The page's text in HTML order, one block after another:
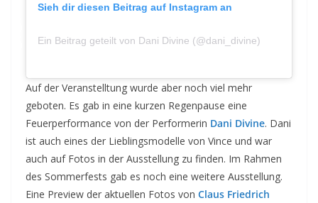
Sieh dir diesen Beitrag auf Instagram an
Ein Beitrag geteilt von Dani Divine (@dani_divine)
Auf der Veranstelltung wurde aber noch viel mehr
geboten. Es gab in eine kurzen Regenpause eine
Feuerperformance von der Performerin Dani Divine. Dani
ist auch eines der Lieblingsmodelle von Vince und war
auch auf Fotos in der Ausstellung zu finden. Im Rahmen
des Sommerfests gab es noch eine weitere Ausstellung.
Eine Preview der aktuellen Fotos von Claus Friedrich